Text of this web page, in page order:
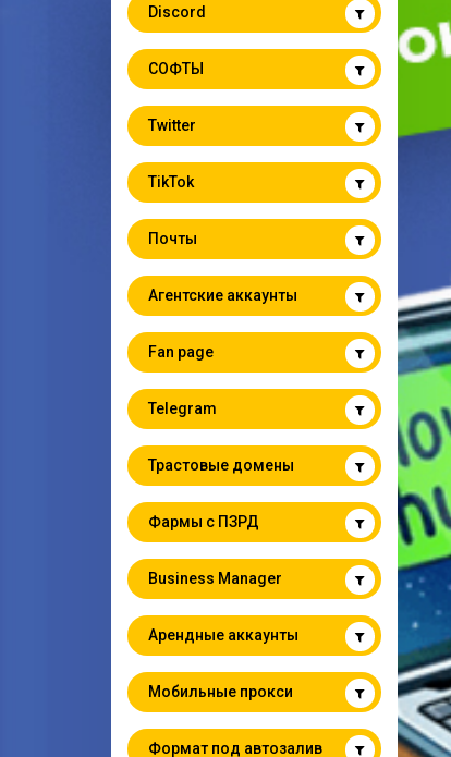
Discord
СОФТЫ
Twitter
TikTok
Почты
Агентские аккаунты
Fan page
Telegram
Трастовые домены
Фармы с ПЗРД
Business Manager
Арендные аккаунты
Мобильные прокси
Формат под автозалив